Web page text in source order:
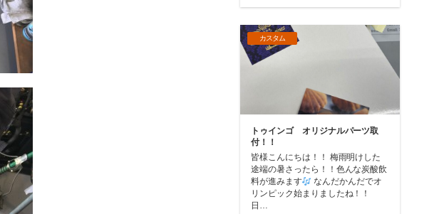
カスタム
トゥインゴ オリジナルパーツ取
付！！
皆様こんにちは！！ 梅雨明けした
途端の暑さったら！！色んな炭酸飲
料が進みます
なんだかんだでオ
リンピック始まりましたね！！
日…